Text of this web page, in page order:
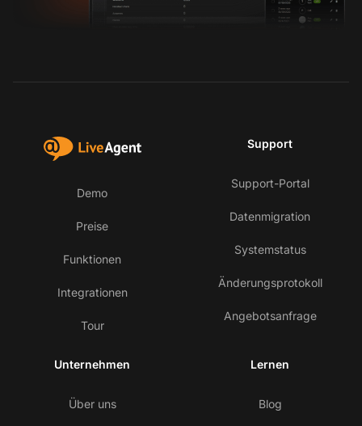
Demo
Preise
Funktionen
Integrationen
Tour
Support
Support-Portal
Datenmigration
Systemstatus
Änderungsprotokoll
Angebotsanfrage
Unternehmen
Über uns
Lernen
Blog